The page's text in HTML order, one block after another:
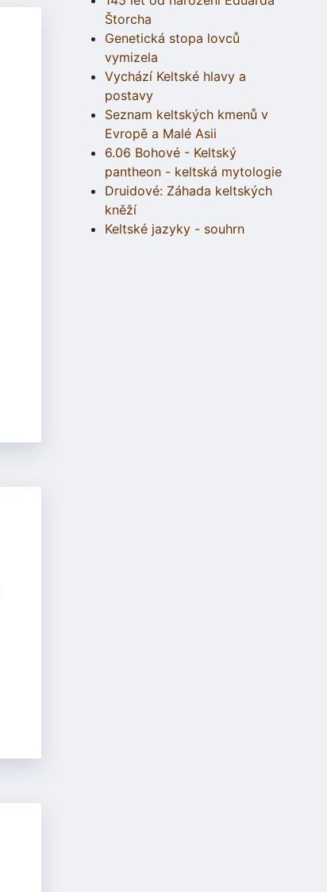
Štorcha
Genetická stopa lovců
vymizela
Vychází Keltské hlavy a
postavy
Seznam keltských kmenů v
Evropě a Malé Asii
6.06 Bohové - Keltský
pantheon - keltská mytologie
Druidové: Záhada keltských
kněží
Keltské jazyky - souhrn